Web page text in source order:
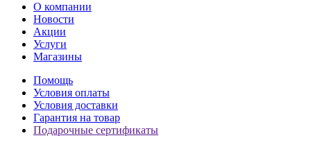
О компании
Новости
Акции
Услуги
Магазины
Помощь
Условия оплаты
Условия доставки
Гарантия на товар
Подарочные сертификаты